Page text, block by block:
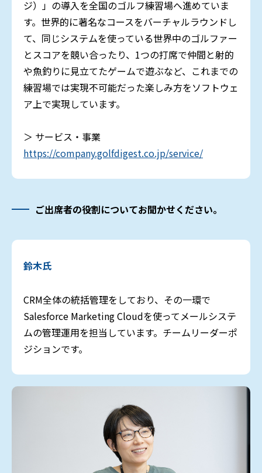
ジ）」の導入を全国のゴルフ練習場へ進めていま
す。世界的に著名なコースをバーチャルラウンドし
て、同じシステムを使っている世界中のゴルファー
とスコアを競い合ったり、1つの打席で仲間と射的
や魚釣りに見立てたゲームで遊ぶなど、これまでの
練習場では実現不可能だった楽しみ方をソフトウェ
ア上で実現しています。
＞ サービス・事業
https://company.golfdigest.co.jp/service/
ご出席者の役割についてお聞かせください。
鈴木氏
CRM全体の統括管理をしており、その一環で
Salesforce Marketing Cloudを使ってメールシステ
ムの管理運用を担当しています。チームリーダーポ
ジションです。